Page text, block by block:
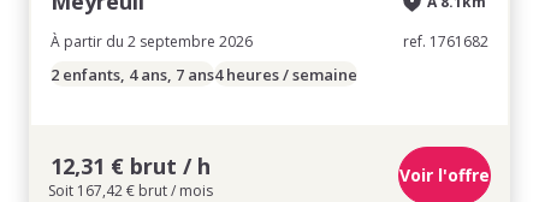
À partir du 2 septembre 2026
ref. 1761682
2 enfants, 4 ans, 7 ans4 heures / semaine
12,31 € brut / h
Soit 167,42 € brut / mois
Voir l'offre